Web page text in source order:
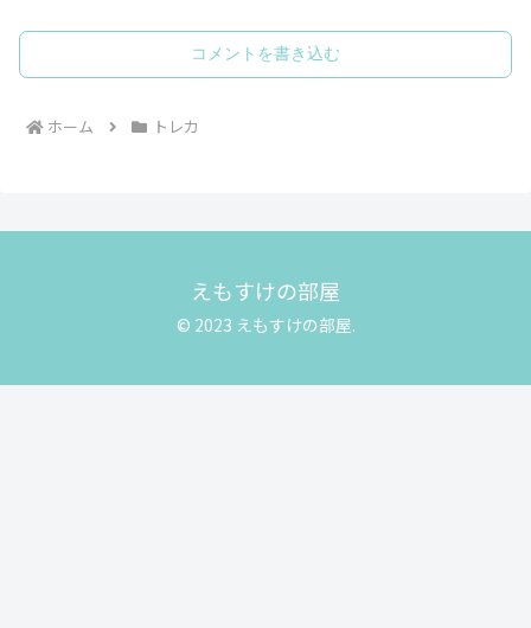
コメントを書き込む
ホーム トレカ
えもすけの部屋
© 2023 えもすけの部屋.